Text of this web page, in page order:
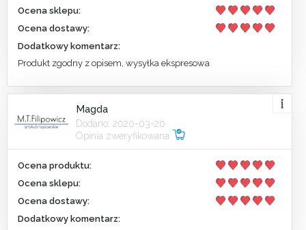
Ocena sklepu:
Ocena dostawy:
Dodatkowy komentarz:
Produkt zgodny z opisem, wysyłka ekspresowa
Magda
Dodano: 2020-03-20
Opinia zweryfikowana
Ocena produktu:
Ocena sklepu:
Ocena dostawy:
Dodatkowy komentarz: